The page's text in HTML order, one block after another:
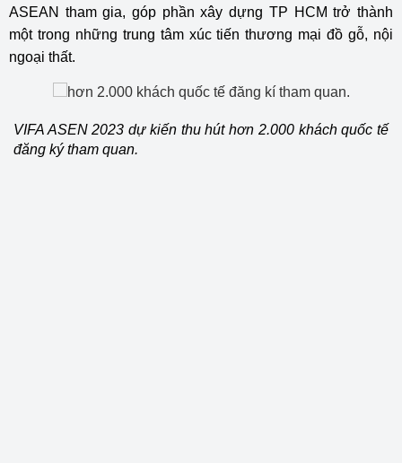
ASEAN tham gia, góp phần xây dựng TP HCM trở thành
một trong những trung tâm xúc tiến thương mại đồ gỗ, nội
ngoại thất.
VIFA ASEN 2023 dự kiến thu hút hơn 2.000 khách quốc tế
đăng ký tham quan.